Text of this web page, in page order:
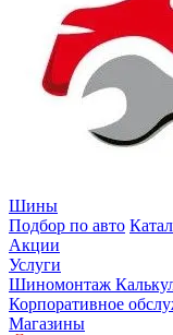
Шины
Подбор по авто
Акции
Услуги
Шиномонтаж
Корпоративное
Магазины